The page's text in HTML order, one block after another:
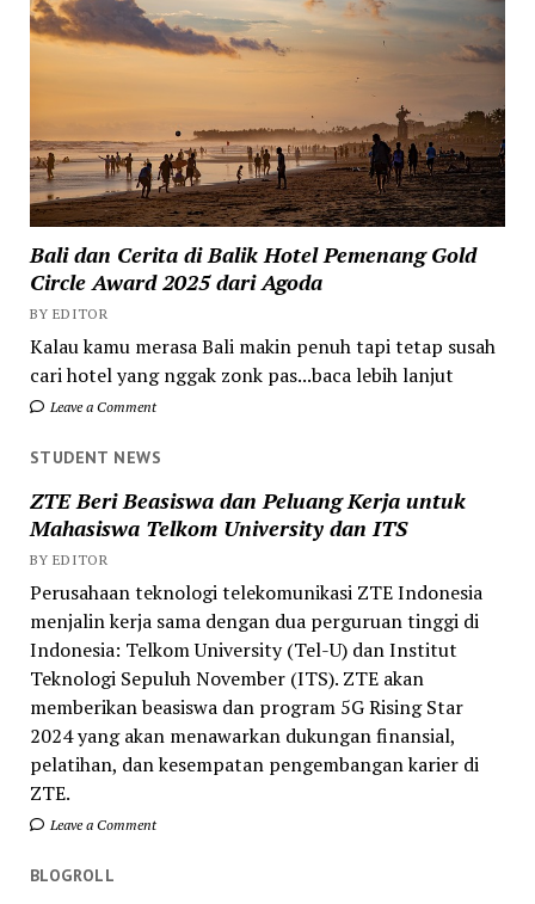
Bali dan Cerita di Balik Hotel Pemenang Gold
Circle Award 2025 dari Agoda
BY EDITOR
Kalau kamu merasa Bali makin penuh tapi tetap susah
cari hotel yang nggak zonk pas...baca lebih lanjut
Leave a Comment
STUDENT NEWS
ZTE Beri Beasiswa dan Peluang Kerja untuk
Mahasiswa Telkom University dan ITS
BY EDITOR
Perusahaan teknologi telekomunikasi ZTE Indonesia
menjalin kerja sama dengan dua perguruan tinggi di
Indonesia: Telkom University (Tel-U) dan Institut
Teknologi Sepuluh November (ITS). ZTE akan
memberikan beasiswa dan program 5G Rising Star
2024 yang akan menawarkan dukungan finansial,
pelatihan, dan kesempatan pengembangan karier di
ZTE.
Leave a Comment
BLOGROLL